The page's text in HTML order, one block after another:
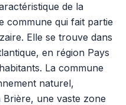
de la
commune qui fait partie
Elle se trouve dans
en région Pays
La commune
naturel,
une vaste zone